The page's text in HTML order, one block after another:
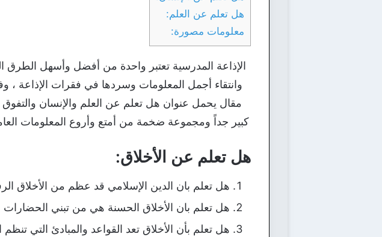
هل تعلم عن العلم:
معلومات مصورة:
الإذاعة المدرسية تعتبر واحدة من أفضل وأسهل الطرق
وانتقاء أجمل المعلومات وسردها في فقرات الإذاعة ،
مقال يحمل عنوان هل تعلم عن العلم والإنسان
كبير جداً ومجموعة ضخمة من أمتع وأروع المعلومات
هل تعلم عن الأخلاق:
هل تعلم بان الدين الإسلامي قد عظم من الأخلاق
هل تعلم بان الأخلاق الحسنة هي من تبني
هل تعلم بأن الأخلاق تعد القواعد والمبادئ التي